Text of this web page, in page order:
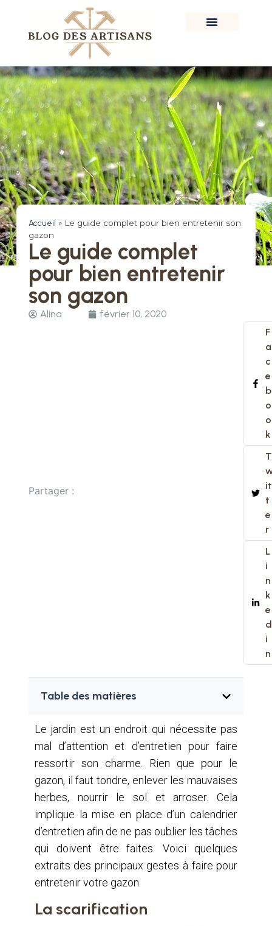
Accueil » Le guide complet pour bien entretenir son
gazon
Le guide complet
pour bien entretenir
son gazon
Alina février 10, 2020
Partager :
F
a
c
e
b
o
o
k
T
it
t
e
r
L
i
n
k
e
d
i
n
Table des matières
Le jardin est un endroit qui nécessite pas
mal d’attention et d’entretien pour faire
ressortir son charme. Rien que pour le
gazon, il faut tondre, enlever les mauvaises
herbes, nourrir le sol et arroser. Cela
implique la mise en place d’un calendrier
d’entretien afin de ne pas oublier les tâches
qui doivent être faites. Voici quelques
extraits des principaux gestes à faire pour
entretenir votre gazon.
La scarification